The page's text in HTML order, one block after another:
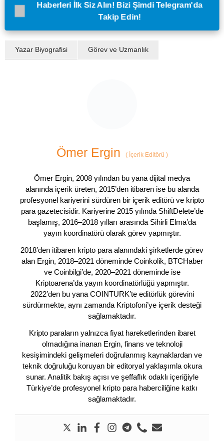
Haberleri İlk Siz Alın! Bizi Şimdi Telegram'da
Takip Edin!
Yazar Biyografisi Görev ve Uzmanlık
Ömer Ergin (İçerik Editörü )
Ömer Ergin, 2008 yılından bu yana dijital medya
alanında içerik üreten, 2015’den itibaren ise bu alanda
profesyonel kariyerini sürdüren bir içerik editörü ve kripto
para gazetecisidir. Kariyerine 2015 yılında ShiftDelete’de
başlamış, 2016–2018 yılları arasında Sihirli Elma’da
yayın koordinatörü olarak görev yapmıştır.
2018’den itibaren kripto para alanındaki şirketlerde görev
alan Ergin, 2018–2021 döneminde Coinkolik, BTCHaber
ve Coinbilgi’de, 2020–2021 döneminde ise
Kriptoarena’da yayın koordinatörlüğü yapmıştır.
2022’den bu yana COINTURK’te editörlük görevini
sürdürmekte, aynı zamanda Kriptofoni’ye içerik desteği
sağlamaktadır.
Kripto paraların yalnızca fiyat hareketlerinden ibaret
olmadığına inanan Ergin, finans ve teknoloji
kesişimindeki gelişmeleri doğrulanmış kaynaklardan ve
teknik doğruluğu koruyan bir editoryal yaklaşımla okura
sunar. Analitik bakış açısı ve şeffaflık odaklı içeriğiyle
Türkiye’de profesyonel kripto para haberciliğine katkı
sağlamaktadır.